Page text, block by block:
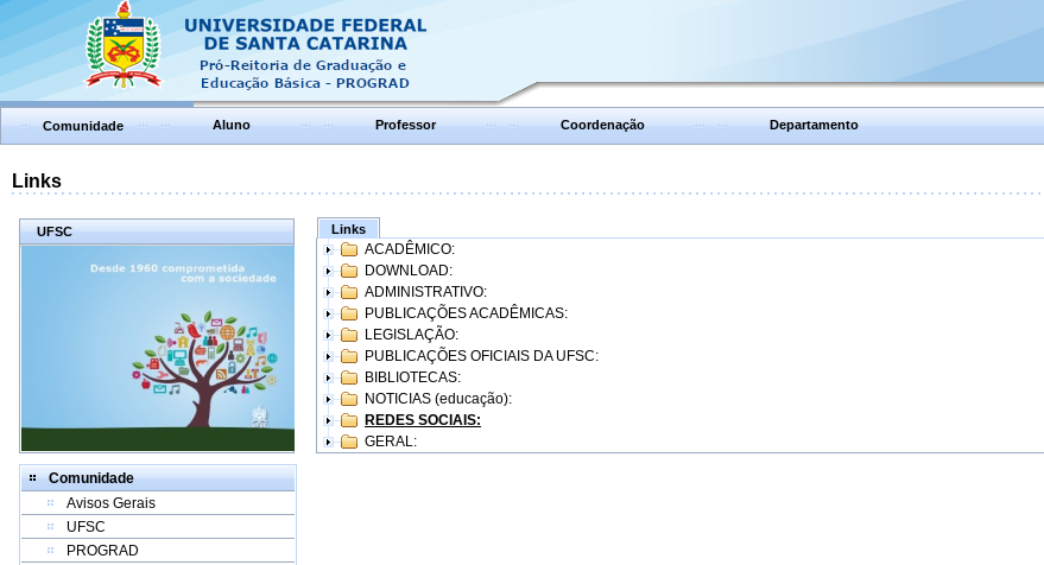
Comunidade Aluno Professor Coordenação Departamento
Links
UFSC
Comunidade
Avisos Gerais
UFSC
PROGRAD
Links
ACADÊMICO:
DOWNLOAD:
ADMINISTRATIVO:
PUBLICAÇÕES ACADÊMICAS:
LEGISLAÇÃO:
PUBLICAÇÕES OFICIAIS DA UFSC:
BIBLIOTECAS:
NOTICIAS (educação):
REDES SOCIAIS:
GERAL: